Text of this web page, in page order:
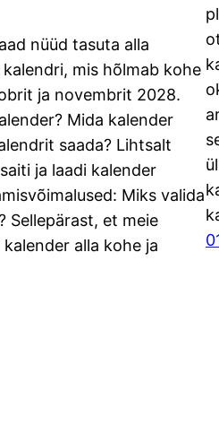
nüüd tasuta alla
mis hõlmab kohe
ja novembrit 2028.
Mida kalender
saada? Lihtsalt
ja laadi kalender
Miks valida
Sellepärast, et meie
alla kohe ja